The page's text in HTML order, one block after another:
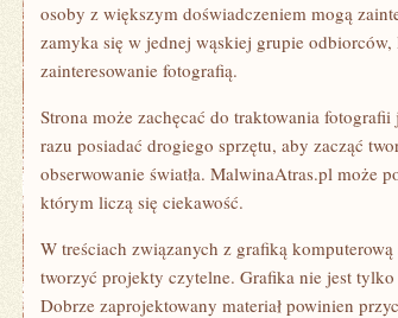
osoby z większym doświadczeniem mogą
zamyka się w jednej wąskiej grupie odbiorców,
zainteresowanie fotografią.
Strona może zachęcać do traktowania
razu posiadać drogiego sprzętu, aby zacząć
obserwowanie światła. MalwinaAtras.pl może
którym liczą się ciekawość.
W treściach związanych z grafiką
tworzyć projekty czytelne. Grafika nie jest
Dobrze zaprojektowany materiał powinien